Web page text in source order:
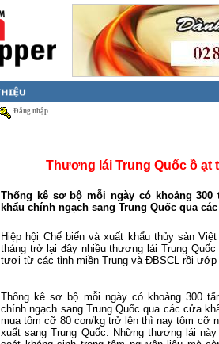
Đăng nhập
Thương lái Trung Quốc ồ ạt
Thống kê sơ bộ mỗi ngày có khoảng
khẩu chính ngạch sang Trung Quốc qua
Hiệp hội Chế biến và xuất khẩu thủy sản
tháng trở lại đây nhiều thương lái Trung
tươi từ các tỉnh miền Trung và ĐBSCL rồi ướp
Thống kê sơ bộ mỗi ngày có khoảng 300
chính ngạch sang Trung Quốc qua các cửa
mua tôm cỡ 80 con/kg trở lên thì nay tôm cỡ
xuất sang Trung Quốc. Những thương lái